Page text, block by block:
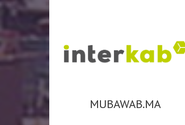
MUBAWAB.MA